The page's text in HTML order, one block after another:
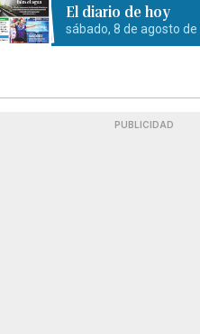
El diario de hoy
sábado, 8 de agosto de
PUBLICIDAD